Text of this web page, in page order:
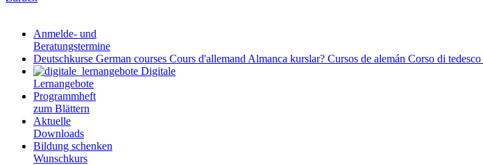
Anmelde- und
Beratungstermine
Deutschkurse German courses Cours d'allemand Almanca kurslar? Cursos de alemán Corso di tedesco
Digitale
Lernangebote
Programmheft
zum Blättern
Aktuelle
Downloads
Bildung schenken
Wunschkurs